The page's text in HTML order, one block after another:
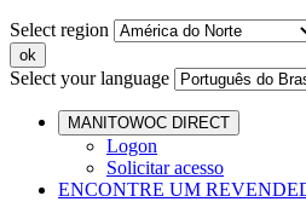
Select region
Select your language
MANITOWOC DIRECT
Logon
Solicitar acesso
ENCONTRE UM